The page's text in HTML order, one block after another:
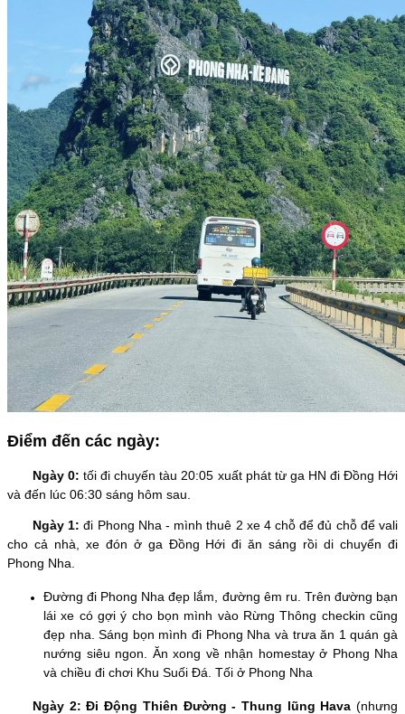
Điểm đến các ngày:
Ngày 0: tối đi chuyến tàu 20:05 xuất phát từ ga HN đi Đồng Hới
và đến lúc 06:30 sáng hôm sau.
Ngày 1: đi Phong Nha - mình thuê 2 xe 4 chỗ để đủ chỗ để vali
cho cả nhà, xe đón ở ga Đồng Hới đi ăn sáng rồi di chuyển đi
Phong Nha.
Đường đi Phong Nha đẹp lắm, đường êm ru. Trên đường bạn
lái xe có gợi ý cho bọn mình vào Rừng Thông checkin cũng
đẹp nha. Sáng bọn mình đi Phong Nha và trưa ăn 1 quán gà
nướng siêu ngon. Ăn xong về nhận homestay ở Phong Nha
và chiều đi chơi Khu Suối Đá. Tối ở Phong Nha
Ngày 2: Đi Động Thiên Đường - Thung lũng Hava (nhưng